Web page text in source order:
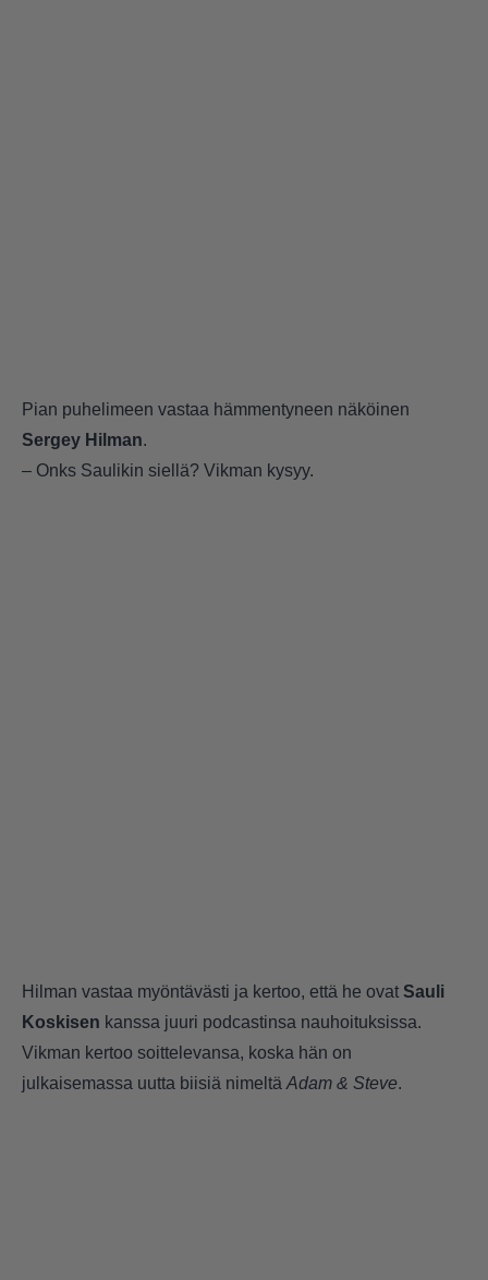
Pian puhelimeen vastaa hämmentyneen näköinen
Sergey Hilman.
– Onks Saulikin siellä? Vikman kysyy.
Hilman vastaa myöntävästi ja kertoo, että he ovat Sauli
Koskisen kanssa juuri podcastinsa nauhoituksissa.
Vikman kertoo soittelevansa, koska hän on
julkaisemassa uutta biisiä nimeltä Adam & Steve.